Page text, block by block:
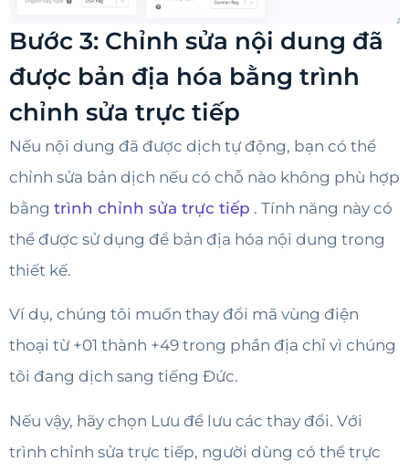
Bước 3: Chỉnh sửa nội dung đã
được bản địa hóa bằng trình
chỉnh sửa trực tiếp
Nếu nội dung đã được dịch tự động, bạn có thể
chỉnh sửa bản dịch nếu có chỗ nào không phù hợp
bằng trình chỉnh sửa trực tiếp . Tính năng này có
thể được sử dụng để bản địa hóa nội dung trong
thiết kế.
Ví dụ, chúng tôi muốn thay đổi mã vùng điện
thoại từ +01 thành +49 trong phần địa chỉ vì chúng
tôi đang dịch sang tiếng Đức.
Nếu vậy, hãy chọn Lưu để lưu các thay đổi. Với
trình chỉnh sửa trực tiếp, người dùng có thể trực